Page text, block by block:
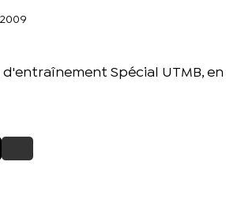
d'entraînement Spécial UTMB,